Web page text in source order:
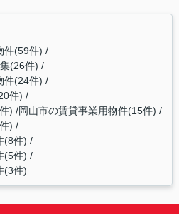
件(59件)
(26件)
件(24件)
件)
) 岡山市の賃貸事業用物件(15件)
)
(8件)
(5件)
(3件)